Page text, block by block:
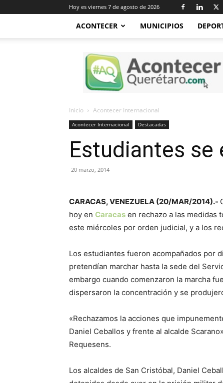
Hoy es viernes 7 de agosto de 2026
ACONTECER MUNICIPIOS
Acontecer
Querétaro
Inicio Acontecer Internacional
Acontecer Internacional Destacadas
Estudiantes se
20 marzo, 2014
CARACAS, VENEZUELA (20/MAR/2014).-
hoy en Caracas en rechazo a las medidas
este miércoles por orden judicial, y a los
Los estudiantes fueron acompañados por
pretendían marchar hasta la sede del
embargo cuando comenzaron la marcha
dispersaron la concentración y se
«Rechazamos la acciones que
Daniel Ceballos y frente al alcalde
Requesens.
Los alcaldes de San Cristóbal, Daniel